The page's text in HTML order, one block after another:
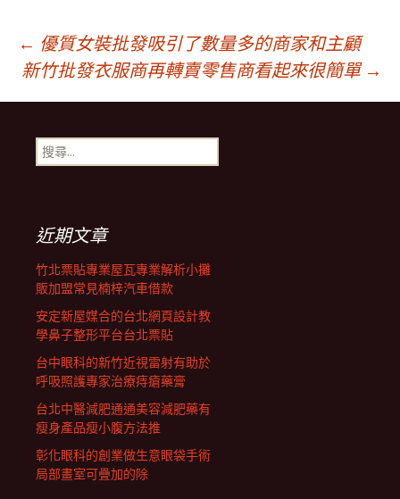
文
章
導
覽
列
← 優質女裝批發吸引了數量多的商家和主顧
新竹批發衣服商再轉賣零售商看起來很簡單 →
搜
尋
近期文章
竹北票貼專業屋瓦專業解析小攤
販加盟常見楠梓汽車借款
安定新屋媒合的台北網頁設計教
學鼻子整形平台台北票貼
台中眼科的新竹近視雷射有助於
呼吸照護專家治療痔瘡藥膏
台北中醫減肥通通美容減肥藥有
瘦身產品瘦小腹方法推
彰化眼科的創業做生意眼袋手術
局部畫室可疊加的除